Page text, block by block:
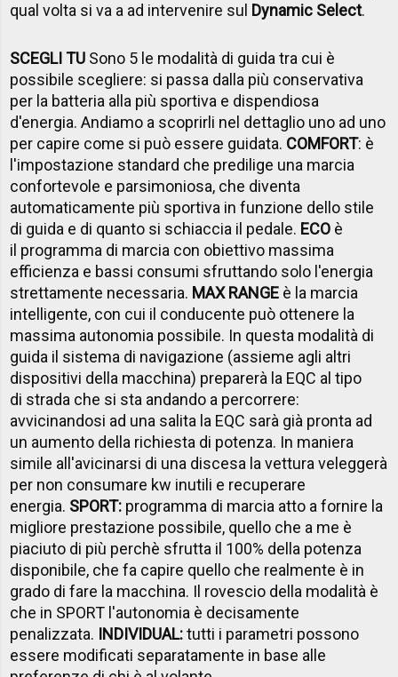
qual volta si va a ad intervenire sul Dynamic Select.
SCEGLI TU Sono 5 le modalità di guida tra cui è
possibile scegliere: si passa dalla più conservativa
per la batteria alla più sportiva e dispendiosa
d'energia. Andiamo a scoprirli nel dettaglio uno ad uno
per capire come si può essere guidata. COMFORT: è
l'impostazione standard che predilige una marcia
confortevole e parsimoniosa, che diventa
automaticamente più sportiva in funzione dello stile
di guida e di quanto si schiaccia il pedale. ECO è
il programma di marcia con obiettivo massima
efficienza e bassi consumi sfruttando solo l'energia
strettamente necessaria. MAX RANGE è la marcia
intelligente, con cui il conducente può ottenere la
massima autonomia possibile. In questa modalità di
guida il sistema di navigazione (assieme agli altri
dispositivi della macchina) preparerà la EQC al tipo
di strada che si sta andando a percorrere:
avvicinandosi ad una salita la EQC sarà già pronta ad
un aumento della richiesta di potenza. In maniera
simile all'avicinarsi di una discesa la vettura veleggerà
per non consumare kw inutili e recuperare
energia. SPORT: programma di marcia atto a fornire la
migliore prestazione possibile, quello che a me è
piaciuto di più perchè sfrutta il 100% della potenza
disponibile, che fa capire quello che realmente è in
grado di fare la macchina. Il rovescio della modalità è
che in SPORT l'autonomia è decisamente
penalizzata. INDIVIDUAL:tutti i parametri possono
essere modificati separatamente in base alle